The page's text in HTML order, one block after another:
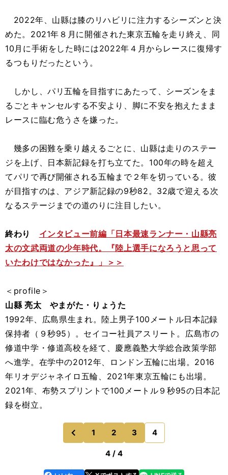
2022年、山縣は膝のリハビリに注力するシーズンと決
めた。2021年８月に開催された東京五輪を走り終え、同
10月に手術をした時には2022年４月からレースに復帰す
るつもりだったという。
しかし、パリ五輪を目指すにあたって、シーズンをま
るごとキャンセルする不安より、脚に不安を抱えたまま
レースに臨む危うさを嫌った。
幾多の困難を乗り越えるごとに、山縣は走りのステー
ジを上げ、日本新記録を打ち立てた。100年の時を超え
てパリで再び開催される五輪まで２年を切っている。彼
が目指すのは、アジア新記録の9秒82。32歳で迎える次
なるステージまでの道のりに注目したい。
終わり インタビュー前編「日本最速ランナー・山縣亮
太の文武両道の少年時代。『陸上選手になろうと思って
いたわけではなかった』」＞＞
＜profile＞
山縣 亮太 やまがた・りょうた
1992年、広島県生まれ。陸上男子100メートル日本記録
保持者（９秒95）。セイコー社員アスリート。広島市の
修道中学・修道高校を経て、慶應義塾大学総合政策学部
へ進学。在学中の2012年、ロンドン五輪に出場。2016
年リオデジャネイロ五輪、2021年東京五輪にも出場。
2021年、布勢スプリントで100メートル９秒95の日本記
録を樹立。
前
のページへ
1 2 3 4
4 / 4